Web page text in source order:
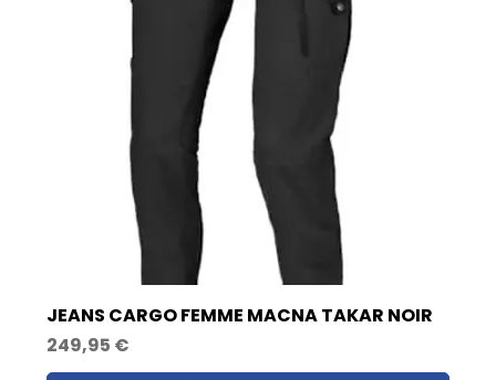
JEANS CARGO FEMME MACNA TAKAR NOIR
Prix
249,95 €